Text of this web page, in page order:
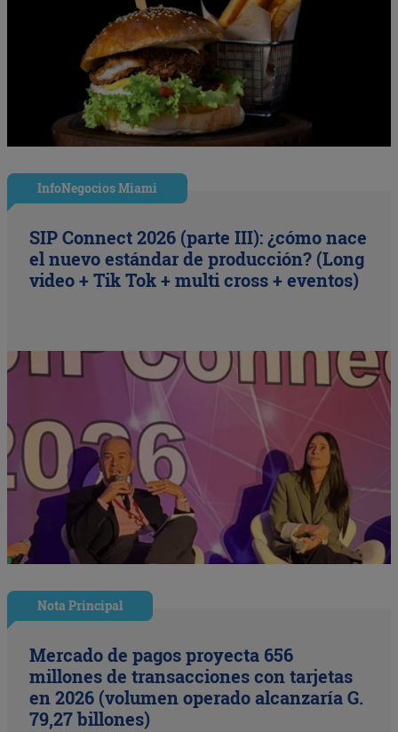
InfoNegocios Miami
SIP Connect 2026 (parte III): ¿cómo nace
el nuevo estándar de producción? (Long
video + Tik Tok + multi cross + eventos)
Nota Principal
Mercado de pagos proyecta 656
millones de transacciones con tarjetas
en 2026 (volumen operado alcanzaría G.
79,27 billones)